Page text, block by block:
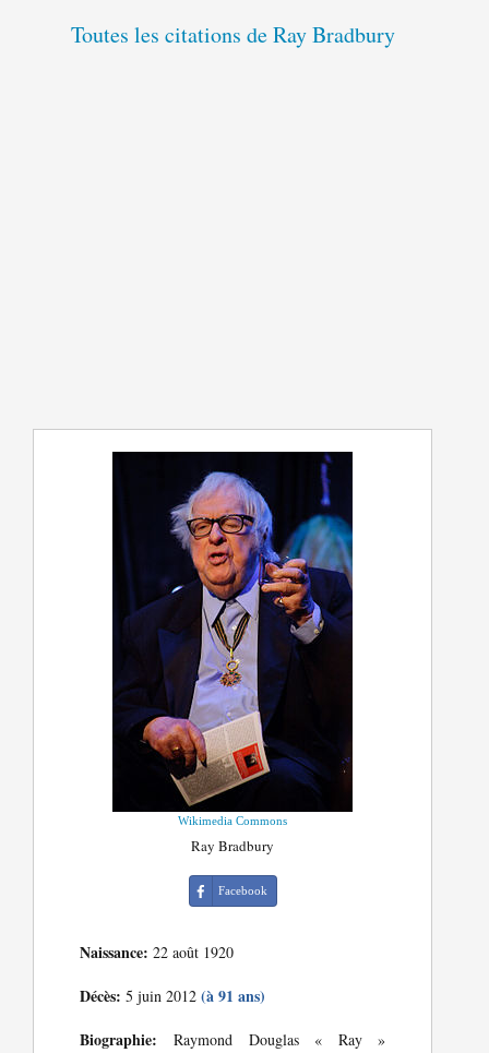
Toutes les citations de Ray Bradbury
Wikimedia Commons
Ray Bradbury
Facebook
Naissance: 22 août 1920
Décès: 5 juin 2012(à 91 ans)
Biographie: Raymond Douglas « Ray »